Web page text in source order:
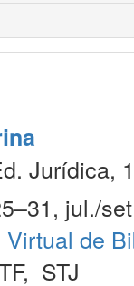
Jurídica,
jul./
Virtual de
, STJ